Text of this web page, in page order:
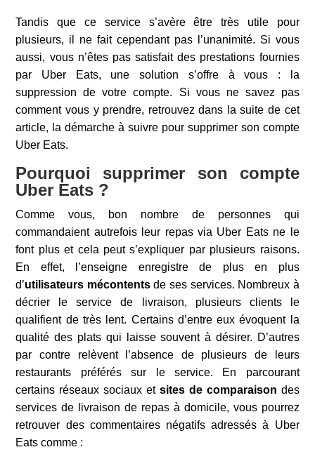
Tandis que ce service s’avère être très utile pour
plusieurs, il ne fait cependant pas l’unanimité. Si vous
aussi, vous n’êtes pas satisfait des prestations fournies
par Uber Eats, une solution s’offre à vous : la
suppression de votre compte. Si vous ne savez pas
comment vous y prendre, retrouvez dans la suite de cet
article, la démarche à suivre pour supprimer son compte
Uber Eats.
Pourquoi supprimer son compte
Uber Eats ?
Comme vous, bon nombre de personnes qui
commandaient autrefois leur repas via Uber Eats ne le
font plus et cela peut s’expliquer par plusieurs raisons.
En effet, l’enseigne enregistre de plus en plus
d’utilisateurs mécontentsde ses services. Nombreux à
décrier le service de livraison, plusieurs clients le
qualifient de très lent. Certains d’entre eux évoquent la
qualité des plats qui laisse souvent à désirer. D’autres
par contre relèvent l’absence de plusieurs de leurs
restaurants préférés sur le service. En parcourant
certains réseaux sociaux et sites de comparaison des
services de livraison de repas à domicile, vous pourrez
retrouver des commentaires négatifs adressés à Uber
Eats comme :